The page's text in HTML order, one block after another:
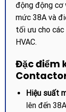
động động cơ
mức 38A và
tối ưu cho
HVAC.
Đặc điểm
Contactor
Hiệu suất
lên đến